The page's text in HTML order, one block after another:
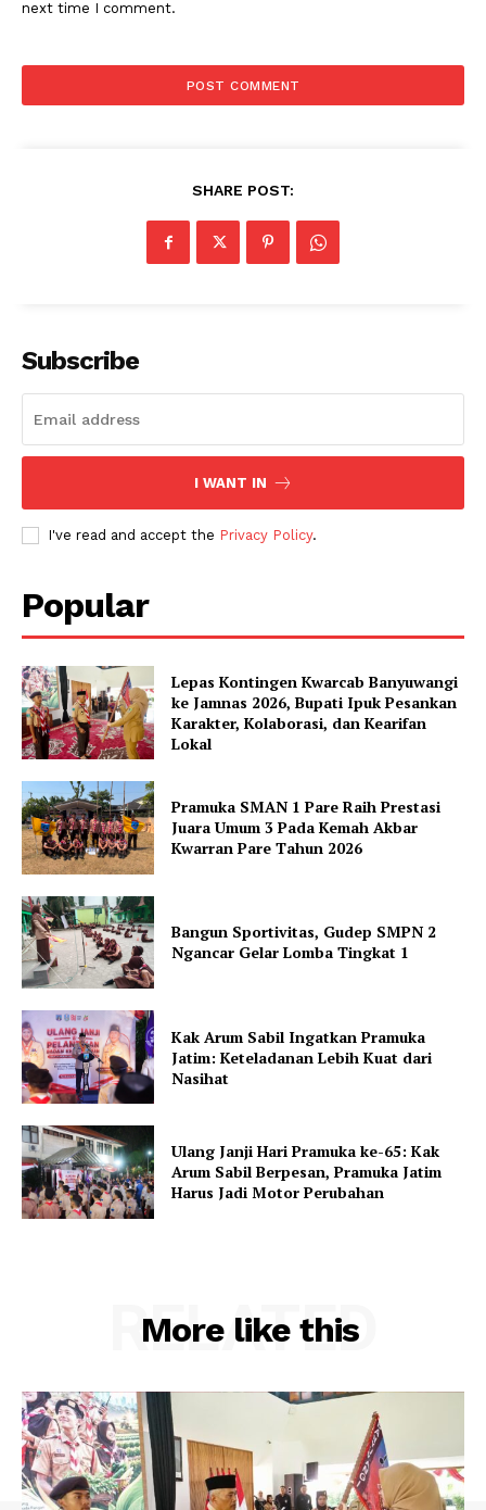
next time I comment.
SHARE POST:
Subscribe
I WANT IN
I've read and accept the Privacy Policy.
Popular
Lepas Kontingen Kwarcab Banyuwangi
ke Jamnas 2026, Bupati Ipuk Pesankan
Karakter, Kolaborasi, dan Kearifan
Lokal
Pramuka SMAN 1 Pare Raih Prestasi
Juara Umum 3 Pada Kemah Akbar
Kwarran Pare Tahun 2026
Bangun Sportivitas, Gudep SMPN 2
Ngancar Gelar Lomba Tingkat 1
Kak Arum Sabil Ingatkan Pramuka
Jatim: Keteladanan Lebih Kuat dari
Nasihat
Ulang Janji Hari Pramuka ke-65: Kak
Arum Sabil Berpesan, Pramuka Jatim
Harus Jadi Motor Perubahan
More like this
RELATED